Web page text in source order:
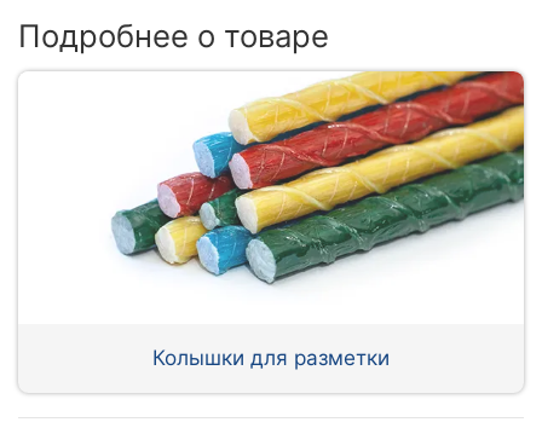
Подробнее о товаре
Колышки для разметки